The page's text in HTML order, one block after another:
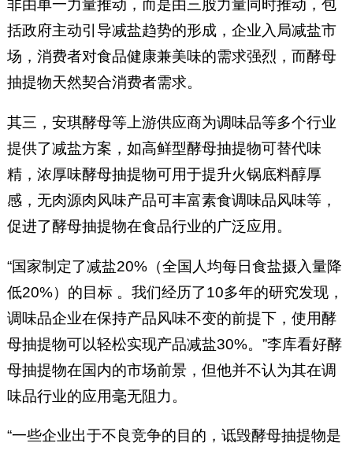
非由单一力量推动，而是由三股力量同时推动，包
括政府主动引导减盐趋势的形成，企业入局减盐市
场，消费者对食品健康兼美味的需求强烈，而酵母
抽提物天然契合消费者需求。
其三，安琪酵母等上游供应商为调味品等多个行业
提供了减盐方案，如高鲜型酵母抽提物可替代味
精，浓厚味酵母抽提物可用于提升火锅底料醇厚
感，无肉源肉风味产品可丰富素食调味品风味等，
促进了酵母抽提物在食品行业的广泛应用。
“国家制定了减盐20%（全国人均每日食盐摄入量降
低20%）的目标 。我们经历了10多年的研究发现，
调味品企业在保持产品风味不变的前提下，使用酵
母抽提物可以轻松实现产品减盐30%。”李库看好酵
母抽提物在国内的市场前景，但他并不认为其在调
味品行业的应用毫无阻力。
“一些企业出于不良竞争的目的，诋毁酵母抽提物是